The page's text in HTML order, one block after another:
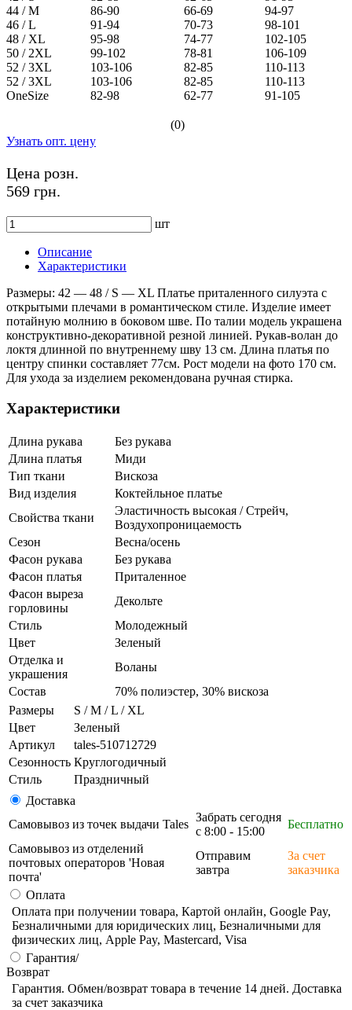
44 / M
86-90 66-69
94-97
46 / L
91-94 70-73
98-101
48 / XL
95-98 74-77
102-105
50 / 2XL
99-102 78-81
106-109
52 / 3XL
103-106 82-85
110-113
52 / 3XL
103-106 82-85
110-113
OneSize
82-98 62-77 91-105
(0)
Узнать опт. цену
Цена розн.
569 грн.
шт
Описание
Характеристики
Размеры: 42 ― 48 / S ― XL Платье приталенного силуэта с
открытыми плечами в романтическом стиле. Изделие имеет
потайную молнию в боковом шве. По талии модель украшена
конструктивно-декоративной резной линией. Рукав-волан до
локтя длинной по внутреннему шву 13 см. Длина платья по
центру спинки составляет 77см. Рост модели на фото 170 см.
Для ухода за изделием рекомендована ручная стирка.
Характеристики
Длина рукава
Без рукава
Длина платья
Миди
Тип ткани
Вискоза
Вид изделия
Коктейльное платье
Свойства ткани
Эластичность высокая / Стрейч,
Воздухопроницаемость
Сезон
Весна/осень
Фасон рукава
Без рукава
Фасон платья
Приталенное
Фасон выреза
горловины
Декольте
Стиль
Молодежный
Цвет
Зеленый
Отделка и
украшения
Воланы
Состав
70% полиэстер, 30% вискоза
Размеры
S / M / L / XL
Цвет
Зеленый
Артикул
tales-510712729
Сезонность Круглогодичный
Стиль
Праздничный
Доставка
Самовывоз из точек выдачи Tales
Забрать сегодня
с 8:00 - 15:00
Бесплатно
Самовывоз из отделений
почтовых операторов 'Новая
почта'
Отправим
завтра
За счет
заказчика
Оплата
Оплата при получении товара, Картой онлайн, Google Pay,
Безналичными для юридических лиц, Безналичными для
физических лиц, Apple Pay, Mastercard, Visa
Гарантия/
Возврат
Гарантия. Обмен/возврат товара в течение 14 дней. Доставка
за счет заказчика